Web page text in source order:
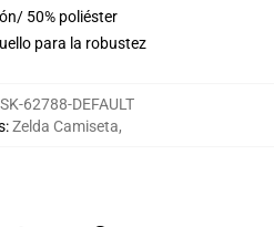
50% poliéster
para la robustez
62788-DEFAULT
:Zelda Camiseta,